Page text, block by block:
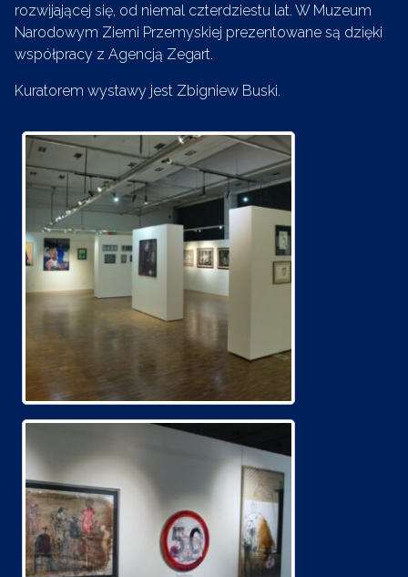
rozwijającej się, od niemal czterdziestu lat. W Muzeum
Narodowym Ziemi Przemyskiej prezentowane są dzięki
współpracy z Agencją Zegart.
Kuratorem wystawy jest Zbigniew Buski.